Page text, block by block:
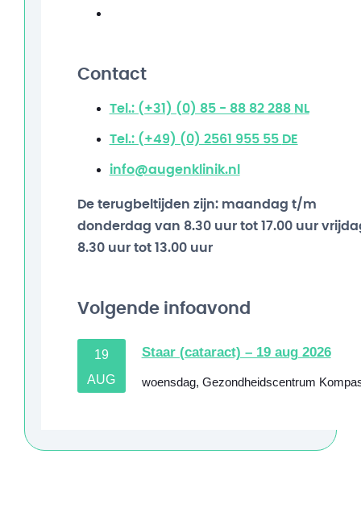
Contact
Tel.: (+31) (0) 85 - 88 82 288 NL
Tel.: (+49) (0) 2561 955 55 DE
info@augenklinik.nl
De terugbeltijden zijn: maandag t/m
donderdag van 8.30 uur tot 17.00 uur
8.30 uur tot 13.00 uur
Volgende infoavond
19
AUG
Staar (cataract) – 19 aug 2026
woensdag, Gezondheidscentrum